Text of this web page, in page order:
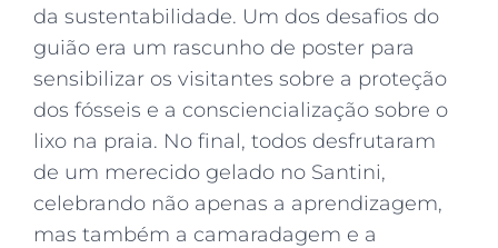
da sustentabilidade. Um dos desafios do
guião era um rascunho de poster para
sensibilizar os visitantes sobre a proteção
dos fósseis e a consciencialização sobre o
lixo na praia. No final, todos desfrutaram
de um merecido gelado no Santini,
celebrando não apenas a aprendizagem,
mas também a camaradagem e a